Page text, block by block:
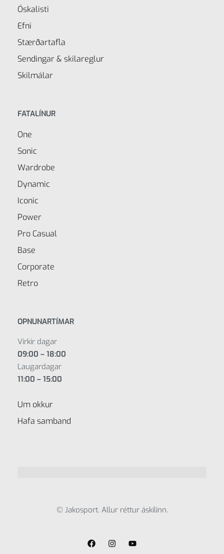
Óskalisti
Efni
Stærðartafla
Sendingar & skilareglur
Skilmálar
FATALÍNUR
One
Sonic
Wardrobe
Dynamic
Iconic
Power
Pro Casual
Base
Corporate
Retro
OPNUNARTÍMAR
Virkir dagar
09:00 – 18:00
Laugardagar
11:00 – 15:00
Um okkur
Hafa samband
© Jakosport. Allur réttur áskilinn.